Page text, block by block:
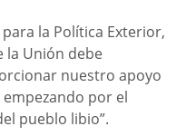
la Política Exterior,
la Unión debe
nuestro apoyo
por el
pueblo libio”.